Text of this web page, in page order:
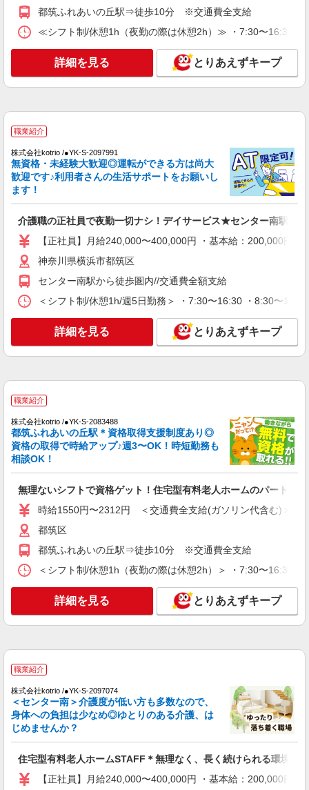
アマンションSTAFF
時給1600円〜2250円 ＜日払い有/週払い有/交
通費全支給(ガソリン代含む)＞
都筑区 都筑ふれあいの丘駅
キープ 詳細を見る
株式会社トラストグロース 新宿本社 第2営業部
特別養護老人ホームでの介護士
時給：1500〜1700円 ※資格や経験面などによ
る
キープ 詳細を見る
派遣社員
株式会社kotrio /●YK-H-1901620
センター南駅＠老人ホーム◎上質な支援、納得
の報酬、充実研修♪
時給1450円〜2187円 ＜日払い有/週払い有/交
通費全支給(ガソリン代含む)＞
横浜市都筑区 センター南駅スグ
キープ
アルバイト
日研トータルソーシング株式会社 メディカルケア事業部/町田オフィ
ス
未経験・無資格OKの介護スタッフ
時給1,500円〜1,750円 ★週払いOK（規定あ
神奈川県横浜市都筑区 【最寄駅】都筑ふれあ
いの丘駅 ★勤務地は3000ヶ所以上★ 自宅から通
派遣社員
株式会社トラストグロース 新宿本社 第2営業部
特別養護老人ホームでの介護士
神奈川県横浜市都筑区
アルバイト パート 派遣社員 紹介予定派遣
日研トータルソーシング株式会社 メディカルケア事業部/町田オフィ
未経験・無資格OKの介護スタッフ
り） ※給与幅は経験・能力による
都筑ふれあいの丘駅⇒徒歩10分 ※交通費全支給
≪シフト制/休憩1h（夜勤の際は休憩2h）≫ ・7:30〜16:30
詳細を見る とりあえずキープ
職業紹介
株式会社kotrio /●YK-S-2097991
無資格・未経験大歓迎◎運転ができる方は尚大
歓迎です♪利用者さんの生活サポートをお願いし
ます！
介護職の正社員で夜勤一切ナシ！デイサービス★センター南駅
【正社員】月給240,000〜400,000円 ・基本給：200,000円
神奈川県横浜市都筑区
センター南駅から徒歩圏内//交通費全額支給
＜シフト制/休憩1h/週5日勤務＞ ・7:30〜16:30 ・8:30〜
詳細を見る とりあえずキープ
職業紹介
株式会社kotrio /●YK-S-2083488
都筑ふれあいの丘駅＊資格取得支援制度あり◎
資格の取得で時給アップ♪週3〜OK！時短勤務も
相談OK！
無理ないシフトで資格ゲット！住宅型有料老人ホームのパート職員
時給1550円〜2312円 ＜交通費全支給(ガソリン代含む)＞
都筑区
都筑ふれあいの丘駅⇒徒歩10分 ※交通費全支給
＜シフト制/休憩1h（夜勤の際は休憩2h）＞ ・7:30〜16:30
詳細を見る とりあえずキープ
職業紹介
株式会社kotrio /●YK-S-2097074
＜センター南＞介護度が低い方も多数なので、
身体への負担は少なめ◎ゆとりのある介護、は
じめませんか？
住宅型有料老人ホームSTAFF＊無理なく、長く続けられる環境＊
【正社員】月給240,000〜400,000円 ・基本給：200,000円